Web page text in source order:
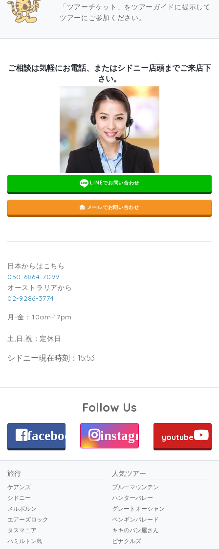
「ツアーチケット」をツアーガイドに提示して
ツアーにご参加ください。
ご相談は気軽にお電話、またはシドニー店頭までご来店下
さい。
LINEでお問い合わせ
メールでお問い合わせ
日本からはこちら
050-6864-7099
オーストラリアから
02-9286-3774
月-金：10am-17pm
土,日,祝：定休日
シドニー現在時刻：15:53
Follow Us
facebook instagram youtube
旅行
ケアンズ
シドニー
メルボルン
エアーズロック
タスマニア
ハミルトン島
人気ツアー
ブルーマウンテン
ハンターバレー
グレートオーシャン
ペンギンパレード
キキのパン屋さん
ピナクルズ